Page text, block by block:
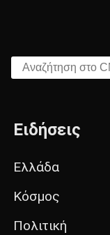
Αναζήτηση στο
Ειδήσεις
Ελλάδα
Κόσμος
Πολιτική